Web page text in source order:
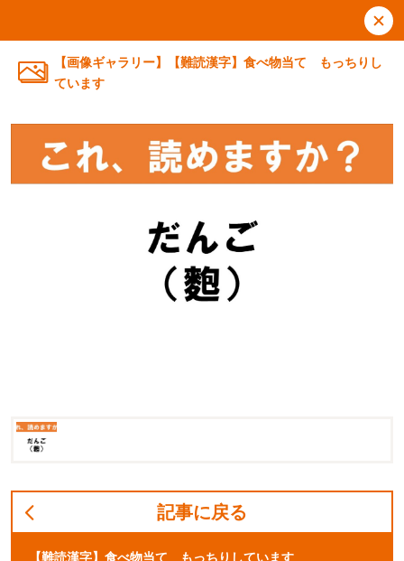
【画像ギャラリー】【難読漢字】食べ物当て もっちりし
ています
記事に戻る
【難読漢字】食べ物当て もっちりしています